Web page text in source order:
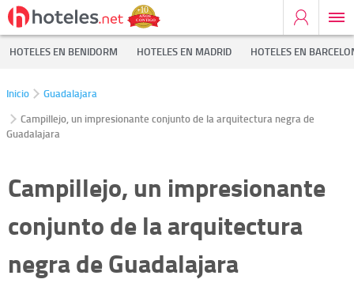
HOTELES EN BENIDORM HOTELES EN MADRID HOTELES EN
Inicio
Guadalajara
Campillejo, un impresionante conjunto de la arquitectura negra de
Guadalajara
Campillejo, un impresionante
conjunto de la arquitectura
negra de Guadalajara